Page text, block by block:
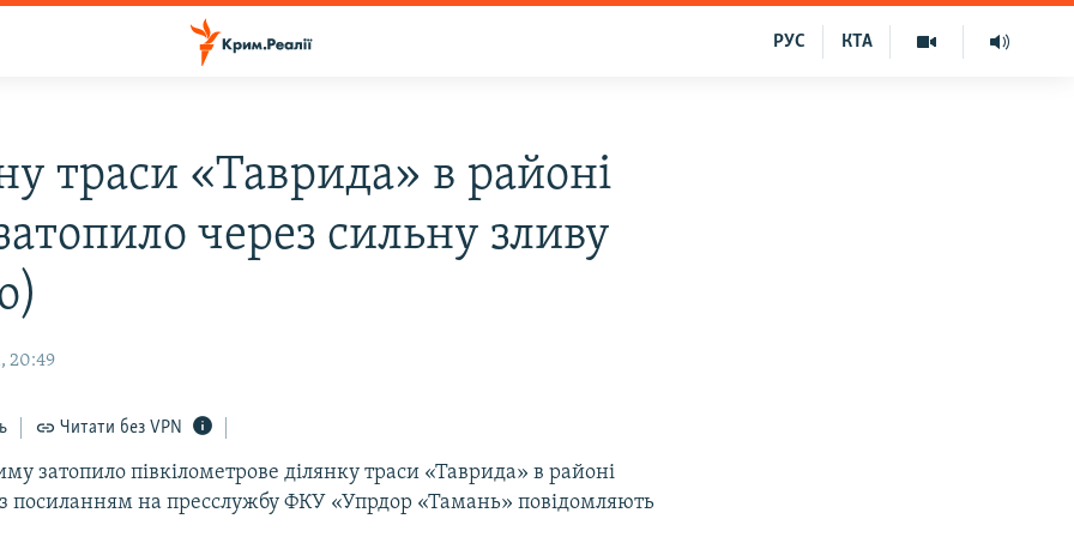
КТА
РУС
траси «Таврида» в районі
через сильну зливу
20:49
Читати без VPN
затопило півкілометровe ділянку траси «Таврида» в районі
посиланням на пресслужбу ФКУ «Упрдор «Тамань» повідомляють